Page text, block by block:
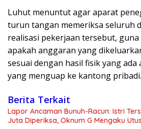
Luhut menuntut agar aparat
turun tangan memeriksa seluruh
realisasi pekerjaan tersebut,
apakah anggaran yang
sesuai dengan hasil fisik yang
yang menguap ke kantong pribadi.
Berita Terkait
Lapor Ancaman Bunuh-Racun: Istri
Juta Diperiksa, Oknum G Mengaku